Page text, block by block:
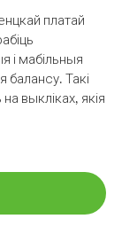
платай
і мабільныя
балансу. Такі
выкліках, якія